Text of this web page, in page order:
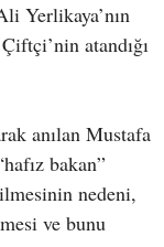
Yerlikaya’nın
atandığı
anılan Mustafa
bakan”
nedeni,
ve bunu